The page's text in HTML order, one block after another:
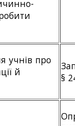
учнів про
й
§